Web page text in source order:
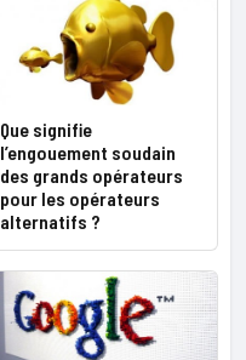
Que signifie
l’engouement soudain
des grands opérateurs
pour les opérateurs
alternatifs ?